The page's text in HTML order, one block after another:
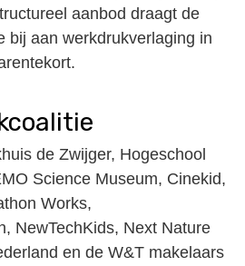
aanbod draagt de
bij aan werkdrukverlaging in
de Zwijger, Hogeschool
Science Museum, Cinekid,
Works,
NewTechKids, Next Nature
en de W&T makelaars